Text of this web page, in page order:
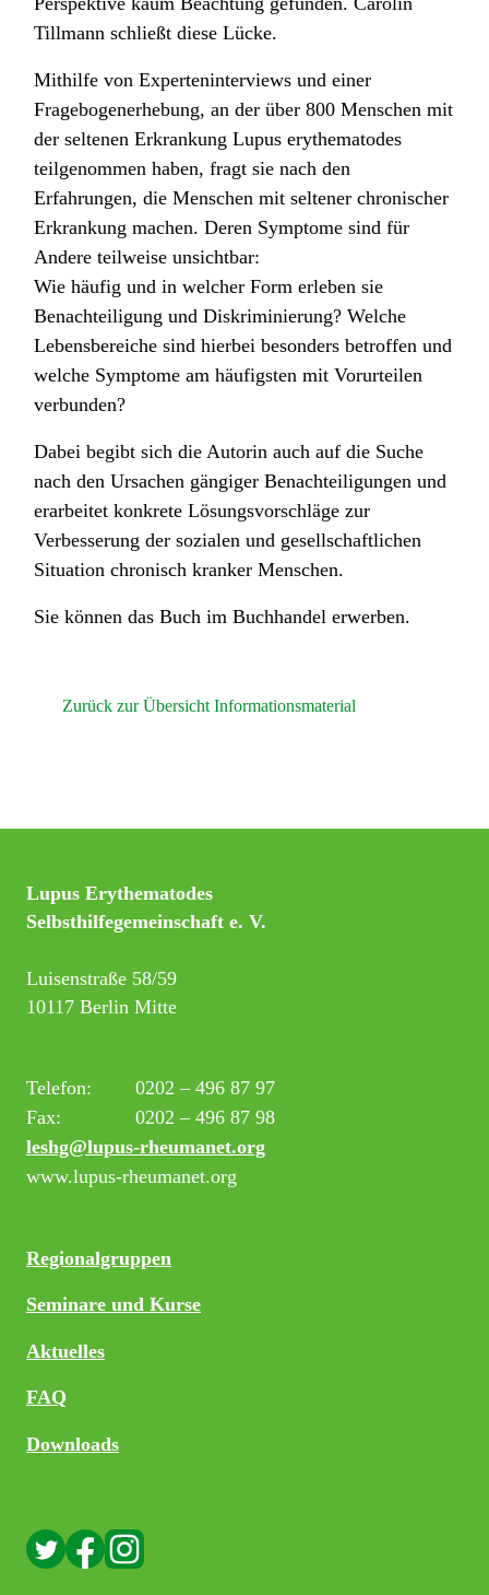
Tillmann schließt diese Lücke.
Mithilfe von Experteninterviews und einer
Fragebogenerhebung, an der über 800 Menschen mit
der seltenen Erkrankung Lupus erythematodes
teilgenommen haben, fragt sie nach den
Erfahrungen, die Menschen mit seltener chronischer
Erkrankung machen. Deren Symptome sind für
Andere teilweise unsichtbar:
Wie häufig und in welcher Form erleben sie
Benachteiligung und Diskriminierung? Welche
Lebensbereiche sind hierbei besonders betroffen und
welche Symptome am häufigsten mit Vorurteilen
verbunden?
Dabei begibt sich die Autorin auch auf die Suche
nach den Ursachen gängiger Benachteiligungen und
erarbeitet konkrete Lösungsvorschläge zur
Verbesserung der sozialen und gesellschaftlichen
Situation chronisch kranker Menschen.
Sie können das Buch im Buchhandel erwerben.
Zurück zur Übersicht Informationsmaterial
Lupus Erythematodes
Selbsthilfegemeinschaft e. V.
Luisenstraße 58/59
10117 Berlin Mitte
Telefon:
0202 – 496 87 97
Fax:
0202 – 496 87 98
leshg@lupus-rheumanet.org
www.lupus-rheumanet.org
Regionalgruppen
Seminare und Kurse
Aktuelles
FAQ
Downloads